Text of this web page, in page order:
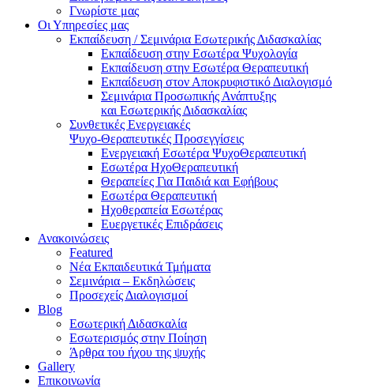
Γνωρίστε μας
Οι Υπηρεσίες μας
Εκπαίδευση / Σεμινάρια Εσωτερικής Διδασκαλίας
Εκπαίδευση στην Εσωτέρα Ψυχολογία
Εκπαίδευση στην Εσωτέρα Θεραπευτική
Εκπαίδευση στον Αποκρυφιστικό Διαλογισμό
Σεμινάρια Προσωπικής Ανάπτυξης
και Εσωτερικής Διδασκαλίας
Συνθετικές Ενεργειακές
Ψυχο-Θεραπευτικές Προσεγγίσεις
Ενεργειακή Εσωτέρα ΨυχοΘεραπευτική
Εσωτέρα ΗχοΘεραπευτική
Θεραπείες Για Παιδιά και Εφήβους
Εσωτέρα Θεραπευτική
Ηχοθεραπεία Εσωτέρας
Ευεργετικές Επιδράσεις
Ανακοινώσεις
Featured
Νέα Εκπαιδευτικά Τμήματα
Σεμινάρια – Εκδηλώσεις
Προσεχείς Διαλογισμοί
Blog
Εσωτερική Διδασκαλία
Εσωτερισμός στην Ποίηση
Άρθρα του ήχου της ψυχής
Gallery
Επικοινωνία